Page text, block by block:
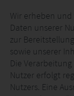
Wir erheben
Daten unserer
zur
sowie unserer
Die
Nutzer erfolgt
Nutzers. Eine